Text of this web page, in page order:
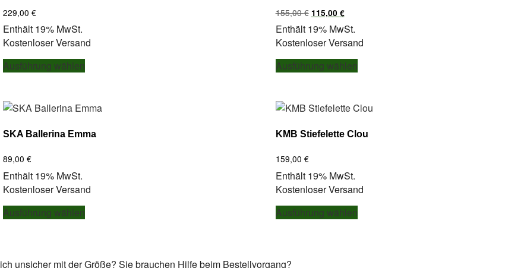
229,00 €
Enthält 19% MwSt.
Kostenloser Versand
Ausführung wählen
Dieses
Produkt
Varianten
Die
der
Produktseite
gewählt
155,00€ Ursprünglicher
Preis
war:
155,00 €
115,00 €Aktueller
Preis
ist:
115,00 €.
Enthält 19% MwSt.
Kostenloser Versand
Ausführung wählen
Dieses
Produkt
Varianten
Die
der
Produktseite
gewählt
SKA Ballerina Emma
89,00 €
Enthält 19% MwSt.
Kostenloser Versand
Ausführung wählen
Dieses
Produkt
KMB Stiefelette Clou
159,00 €
Enthält 19% MwSt.
Kostenloser Versand
Ausführung wählen
Dieses
Produkt
unsicher mit der Größe? Sie brauchen Hilfe beim Bestellvorgang?